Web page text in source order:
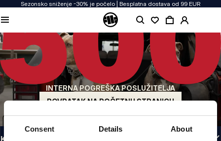
Consent Details About
Sezonsko sniženje -30% je počelo | Besplatna dostava od 99 EUR
INTERNA POGREŠKA POSLUŽITELJA
POVRATAK NA POČETNU STRANICU
KVALITETA NAM JE PRIORITET
Našu odjeću proizvodimo s predanošću. Ne pristajemo na kompromise kada je
riječ o izdržljivosti, dugotrajnosti materijala i pažnji prema detaljima.
US ORIGIN
Naši korijeni sežu u San Diego s početka 90-ih. Naš stil je grub, autentičan i
beskompromisan.
BREND S KARAKTEROM
Naše kolekcije biraju sportaši, borci i tvrdoglavi individualci.
INFO
KORISNIČKA ZONA